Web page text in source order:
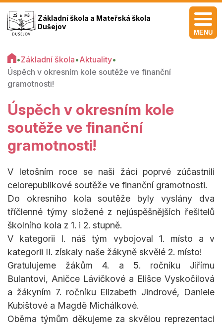
Základní škola a Mateřská škola
Dušejov
MENU
•Základní škola•Aktuality•
Úspěch v okresním kole soutěže ve finanční
gramotnosti!
Úspěch v okresním kole
soutěže ve finanční
gramotnosti!
V letošním roce se naši žáci poprvé zúčastnili
celorepublikové soutěže ve finanční gramotnosti.
Do okresního kola soutěže byly vyslány dva
tříčlenné týmy složené z nejúspěšnějších řešitelů
školního kola z 1. i 2. stupně.
V kategorii I. náš tým vybojoval 1. místo a v
kategorii II. získaly naše žákyně skvělé 2. místo!
Gratulujeme žákům 4. a 5. ročníku Jiřímu
Bulantovi, Aničce Lávičkové a Elišce Vyskočilová
a žákyním 7. ročníku Elizabeth Jindrové, Daniele
Kubištové a Magdě Michálkové.
Oběma týmům děkujeme za skvělou reprezentaci